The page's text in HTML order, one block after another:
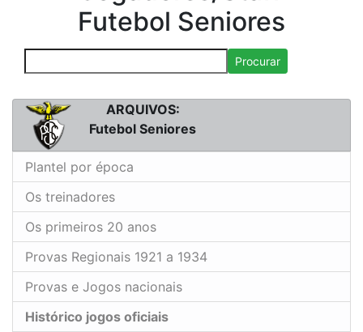
Futebol Seniores
Procurar
ARQUIVOS:
Futebol Seniores
Plantel por época
Os treinadores
Os primeiros 20 anos
Provas Regionais 1921 a 1934
Provas e Jogos nacionais
Histórico jogos oficiais